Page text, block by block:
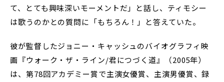
て、とても興味深いモーメントだ」と話し、ティモシー
は歌うのかとの質問に「もちろん！」と答えていた。
彼が監督したジョニー・キャッシュのバイオグラフィ映
画『ウォーク・ザ・ライン/君につづく道』（2005年）
は、第78回アカデミー賞で主演女優賞、主演男優賞、録